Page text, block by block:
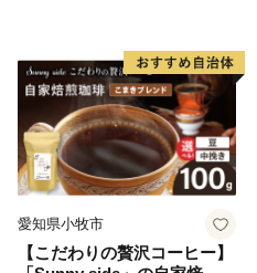
愛知県小牧市
【こだわりの贅沢コーヒー】